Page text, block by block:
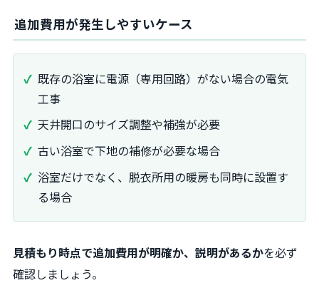
追加費用が発生しやすいケース
既存の浴室に電源（専用回路）がない場合の電気
工事
天井開口のサイズ調整や補強が必要
古い浴室で下地の補修が必要な場合
浴室だけでなく、脱衣所用の暖房も同時に設置す
る場合
見積もり時点で追加費用が明確か、説明があるかを必ず
確認しましょう。